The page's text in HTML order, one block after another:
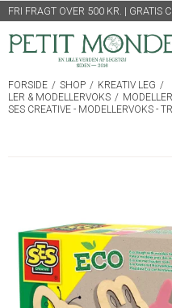
FRI FRAGT OVER 500 KR. | GRATIS
FORSIDE / SHOP / KREATIV LEG /
LER & MODELLERVOKS /
SES CREATIVE - MODELLERVOKS -